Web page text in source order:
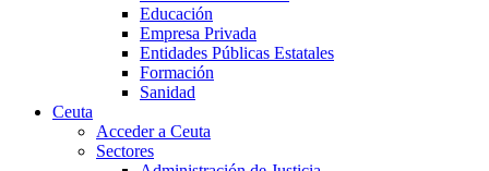
Educación
Empresa Privada
Entidades Públicas Estatales
Formación
Sanidad
Ceuta
Acceder a Ceuta
Sectores